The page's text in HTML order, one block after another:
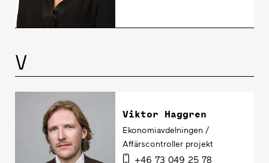
V
Viktor Haggren
Ekonomiavdelningen /
Affärscontroller projekt
+46 73 049 25 78